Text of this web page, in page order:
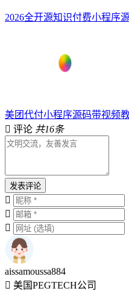
2026全开源知识付费小程序
美团代付小程序源码带视频
评论 共16条
发表评论
aissamoussa884
美国PEGTECH公司